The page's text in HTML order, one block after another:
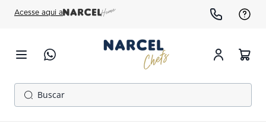
Acesse aqui a
Buscar